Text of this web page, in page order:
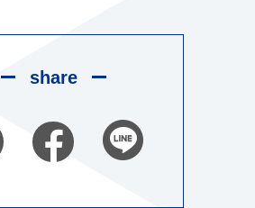
share